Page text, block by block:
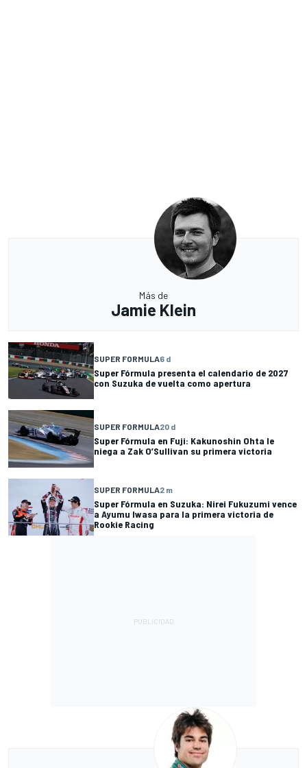
Más de
Jamie Klein
SUPER FORMULA6 d
Super Fórmula presenta el calendario de 2027
con Suzuka de vuelta como apertura
SUPER FORMULA20 d
Super Fórmula en Fuji: Kakunoshin Ohta le
niega a Zak O’Sullivan su primera victoria
SUPER FORMULA2 m
Super Fórmula en Suzuka: Nirei Fukuzumi vence
a Ayumu Iwasa para la primera victoria de
Rookie Racing